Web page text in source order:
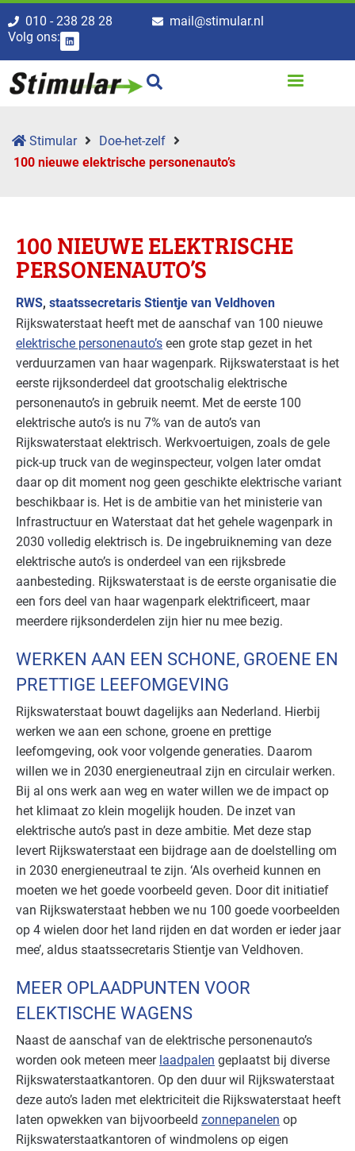
010 - 238 28 28
mail@stimular.nl
Volg ons:
Stimular
Doe-het-zelf
100 nieuwe elektrische personenauto’s
100 NIEUWE ELEKTRISCHE
PERSONENAUTO’S
RWS, staatssecretaris Stientje van Veldhoven
Rijkswaterstaat heeft met de aanschaf van 100 nieuwe
elektrische personenauto’s een grote stap gezet in het
verduurzamen van haar wagenpark. Rijkswaterstaat is het
eerste rijksonderdeel dat grootschalig elektrische
personenauto’s in gebruik neemt. Met de eerste 100
elektrische auto’s is nu 7% van de auto’s van
Rijkswaterstaat elektrisch. Werkvoertuigen, zoals de gele
pick-up truck van de weginspecteur, volgen later omdat
daar op dit moment nog geen geschikte elektrische variant
beschikbaar is. Het is de ambitie van het ministerie van
Infrastructuur en Waterstaat dat het gehele wagenpark in
2030 volledig elektrisch is. De ingebruikneming van deze
elektrische auto’s is onderdeel van een rijksbrede
aanbesteding. Rijkswaterstaat is de eerste organisatie die
een fors deel van haar wagenpark elektrificeert, maar
meerdere rijksonderdelen zijn hier nu mee bezig.
WERKEN AAN EEN SCHONE, GROENE EN
PRETTIGE LEEFOMGEVING
Rijkswaterstaat bouwt dagelijks aan Nederland. Hierbij
werken we aan een schone, groene en prettige
leefomgeving, ook voor volgende generaties. Daarom
willen we in 2030 energieneutraal zijn en circulair werken.
Bij al ons werk aan weg en water willen we de impact op
het klimaat zo klein mogelijk houden. De inzet van
elektrische auto’s past in deze ambitie. Met deze stap
levert Rijkswaterstaat een bijdrage aan de doelstelling om
in 2030 energieneutraal te zijn. ‘Als overheid kunnen en
moeten we het goede voorbeeld geven. Door dit initiatief
van Rijkswaterstaat hebben we nu 100 goede voorbeelden
op 4 wielen door het land rijden en dat worden er ieder jaar
mee’, aldus staatssecretaris Stientje van Veldhoven.
MEER OPLAADPUNTEN VOOR
ELEKTISCHE WAGENS
Naast de aanschaf van de elektrische personenauto’s
worden ook meteen meer laadpalen geplaatst bij diverse
Rijkswaterstaatkantoren. Op den duur wil Rijkswaterstaat
deze auto’s laden met elektriciteit die Rijkswaterstaat heeft
laten opwekken van bijvoorbeeld zonnepanelen op
Rijkswaterstaatkantoren of windmolens op eigen